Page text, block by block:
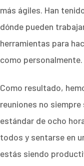
más ágiles. Han
dónde pueden
herramientas para
como personalmente.
Como resultado,
reuniones no
estándar de ocho
todos y sentarse en
estás siendo